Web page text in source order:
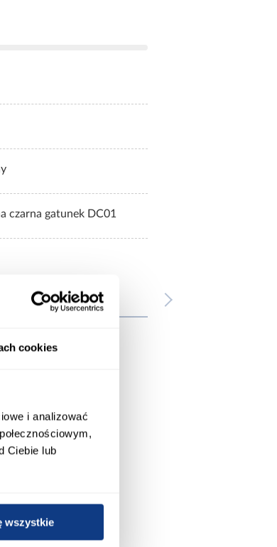
cookies
i analizować
Ciebie lub
wszystkie
czarna gatunek DC01